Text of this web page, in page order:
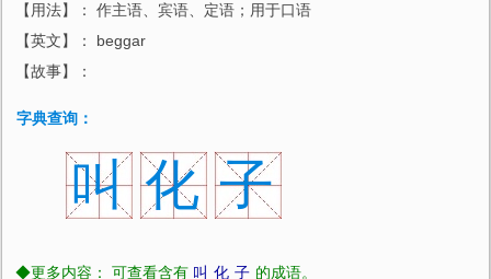
【用法】： 作主语、宾语、定语；用于口语
【英文】： beggar
【故事】：
字典查询：
叫 化 子
◆更多内容： 可查看含有 叫 化 子 的成语。